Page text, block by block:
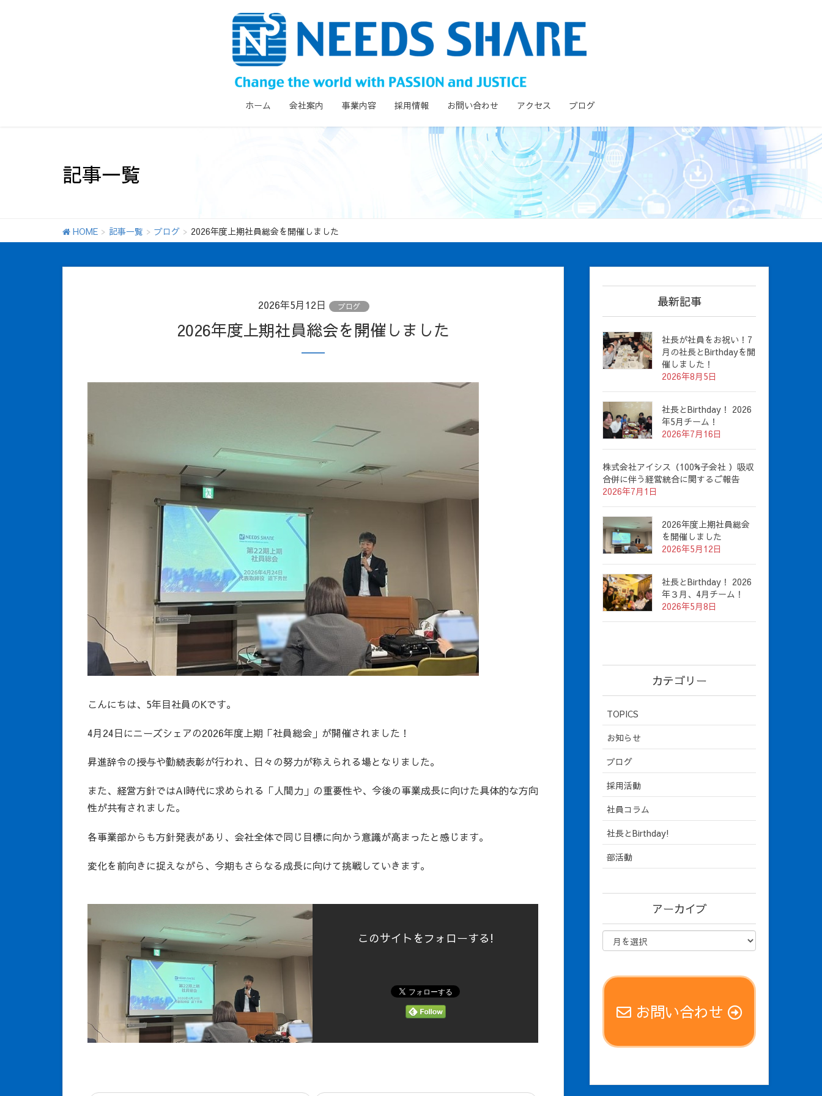
ホーム 会社案内 事業内容 採用情報 お問い合わせ アクセス ブログ
記事一覧
HOME 記事一覧 ブログ 2026年度上期社員総会を開催しました
2026年5月12日 ブログ
2026年度上期社員総会を開催しました
こんにちは、5年目社員のKです。
4月24日にニーズシェアの2026年度上期「社員総会」が開催されました！
昇進辞令の授与や勤続表彰が行われ、日々の努力が称えられる場となりました。
また、経営方針ではAI時代に求められる「人間力」の重要性や、今後の事業成長に向けた具体的な方向
性が共有されました。
各事業部からも方針発表があり、会社全体で同じ目標に向かう意識が高まったと感じます。
変化を前向きに捉えながら、 今期もさらなる成長に向けて挑戦していきます。
このサイトをフォローする!
最新記事
社長が社員をお祝い！7
月の社長とBirthdayを開
催しました！
2026年8月5日
社長とBirthday！ 2026
年5月チーム！
2026年7月16日
株式会社アイシス（100%子会社 ）吸収
合併に伴う経営統合に関するご報告
2026年7月1日
2026年度上期社員総会
を開催しました
2026年5月12日
社長とBirthday！ 2026
年３月、4月チーム！
2026年5月8日
カテゴリー
TOPICS
お知らせ
ブログ
採用活動
社員コラム
社長とBirthday!
部活動
アーカイブ
お問い合わせ